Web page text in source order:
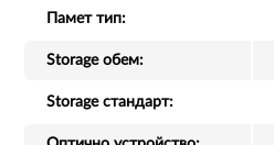
Памет тип:
Storage обем:
Storage стандарт: